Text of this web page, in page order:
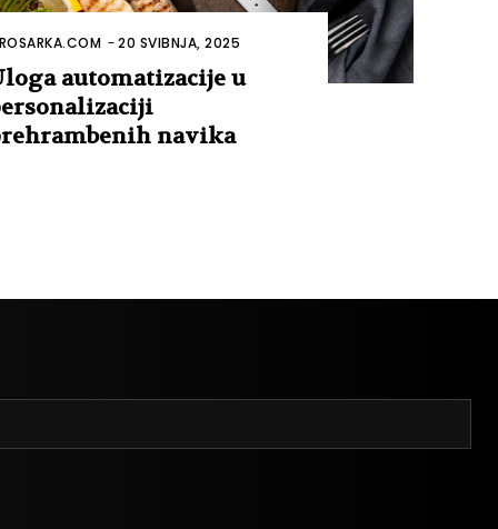
-20 SVIBNJA, 2025
automatizacije u
navika